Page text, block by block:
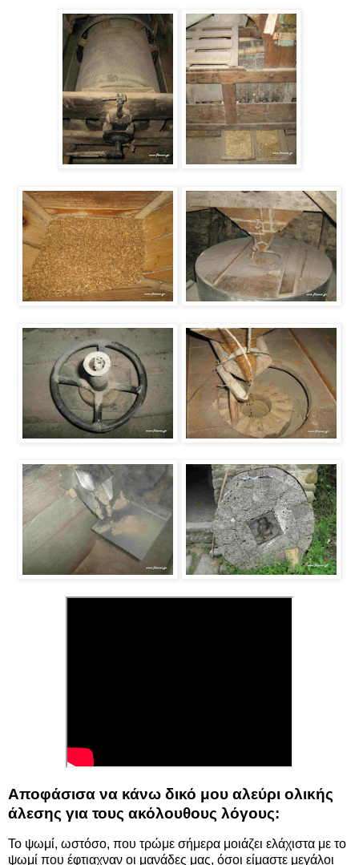
Αποφάσισα να κάνω δικό μου αλεύρι ολικής
άλεσης για τους ακόλουθους λόγους:
Το ψωμί, ωστόσο, που τρώμε σήμερα μοιάζει ελάχιστα με το
ψωμί που έφτιαχναν οι μανάδες μας, όσοι είμαστε μεγάλοι